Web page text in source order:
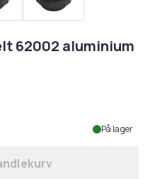
62002 aluminium
På lager
Grothe ringeknapp 1-